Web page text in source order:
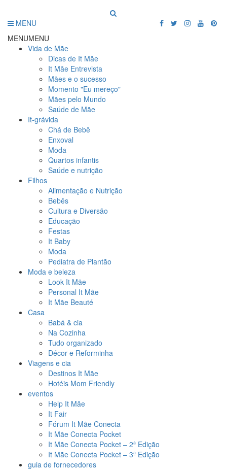
MENU
MENUMENU
Vida de Mãe
Dicas de It Mãe
It Mãe Entrevista
Mães e o sucesso
Momento "Eu mereço"
Mães pelo Mundo
Saúde de Mãe
It-grávida
Chá de Bebê
Enxoval
Moda
Quartos infantis
Saúde e nutrição
Filhos
Alimentação e Nutrição
Bebês
Cultura e Diversão
Educação
Festas
It Baby
Moda
Pediatra de Plantão
Moda e beleza
Look It Mãe
Personal It Mãe
It Mãe Beauté
Casa
Babá & cia
Na Cozinha
Tudo organizado
Décor e Reforminha
Viagens e cia
Destinos It Mãe
Hotéis Mom Friendly
eventos
Help It Mãe
It Fair
Fórum It Mãe Conecta
It Mãe Conecta Pocket
It Mãe Conecta Pocket – 2ª Edição
It Mãe Conecta Pocket – 3ª Edição
guia de fornecedores